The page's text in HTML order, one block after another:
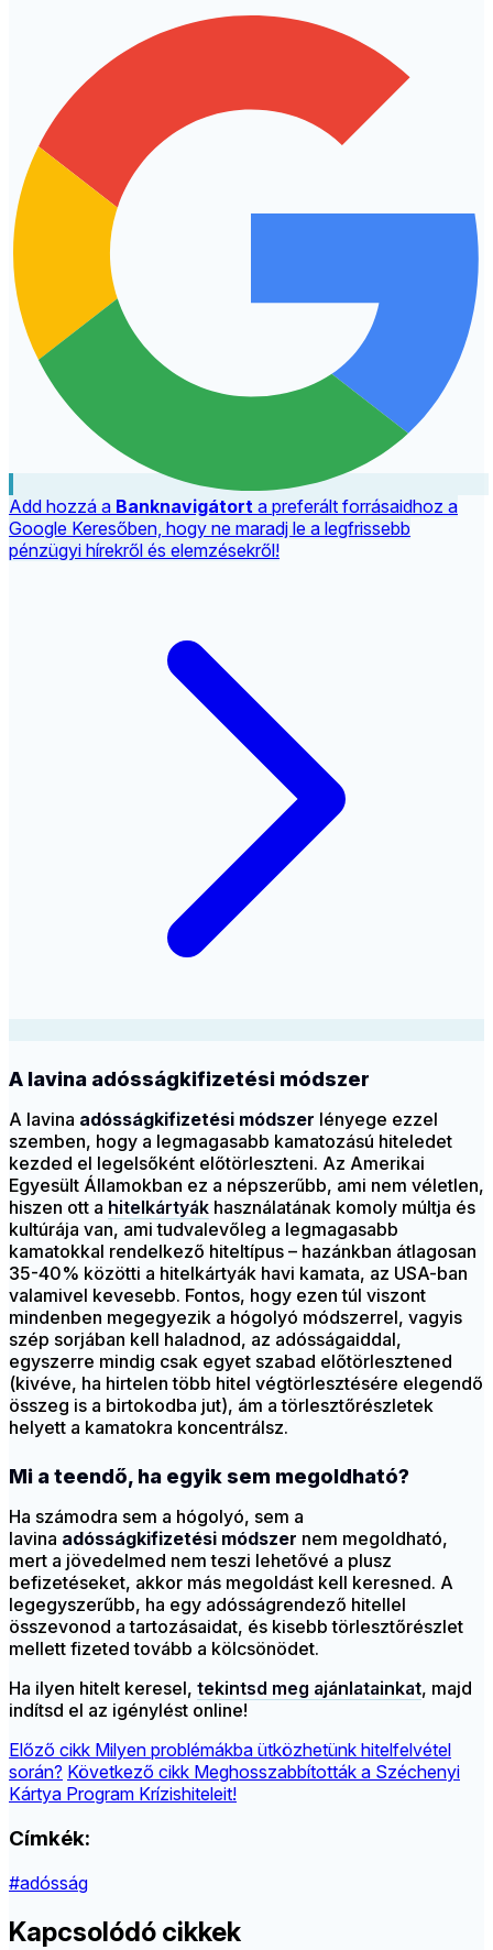
Add hozzá a Banknavigátort a preferált forrásaidhoz a
Google Keresőben, hogy ne maradj le a legfrissebb
pénzügyi hírekről és elemzésekről!
A lavina adósságkifizetési módszer
A lavina adósságkifizetési módszer lényege ezzel
szemben, hogy a legmagasabb kamatozású hiteledet
kezded el legelsőként előtörleszteni. Az Amerikai
Egyesült Államokban ez a népszerűbb, ami nem véletlen,
hiszen ott a hitelkártyák használatának komoly múltja és
kultúrája van, ami tudvalevőleg a legmagasabb
kamatokkal rendelkező hiteltípus – hazánkban átlagosan
35-40% közötti a hitelkártyák havi kamata, az USA-ban
valamivel kevesebb. Fontos, hogy ezen túl viszont
mindenben megegyezik a hógolyó módszerrel, vagyis
szép sorjában kell haladnod, az adósságaiddal,
egyszerre mindig csak egyet szabad előtörlesztened
(kivéve, ha hirtelen több hitel végtörlesztésére elegendő
összeg is a birtokodba jut), ám a törlesztőrészletek
helyett a kamatokra koncentrálsz.
Mi a teendő, ha egyik sem megoldható?
Ha számodra sem a hógolyó, sem a
lavina adósságkifizetési módszer nem megoldható,
mert a jövedelmed nem teszi lehetővé a plusz
befizetéseket, akkor más megoldást kell keresned. A
legegyszerűbb, ha egy adósságrendező hitellel
összevonod a tartozásaidat, és kisebb törlesztőrészlet
mellett fizeted tovább a kölcsönödet.
Ha ilyen hitelt keresel, tekintsd meg ajánlatainkat, majd
indítsd el az igénylést online!
Előző cikk Milyen problémákba ütközhetünk hitelfelvétel
során? Következő cikk Meghosszabbították a Széchenyi
Kártya Program Krízishiteleit!
Címkék:
#adósság
Kapcsolódó cikkek